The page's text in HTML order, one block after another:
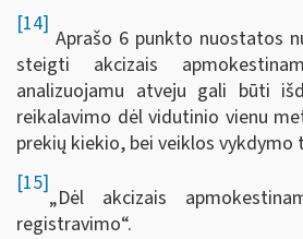
[14]
Aprašo 6 punkto nuostatos
steigti akcizais
analizuojamu atveju gali būti
reikalavimo dėl vidutinio vienu
prekių kiekio, bei veiklos
[15]
„Dėl akcizais
registravimo“.